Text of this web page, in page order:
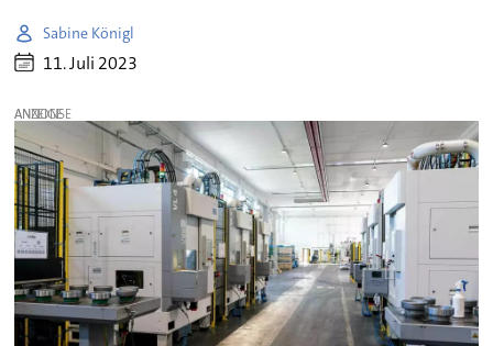
Sabine Königl
11. Juli 2023
ANZEIGE